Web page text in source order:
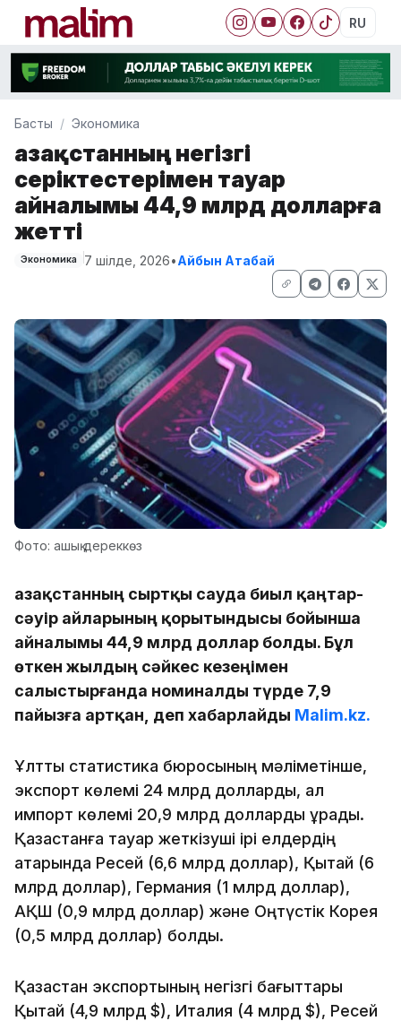
RU
Басты Экономика
Қазақстанның негізгі
серіктестерімен тауар
айналымы 44,9 млрд долларға
жетті
Экономика 7 шілде, 2026•Айбын Атабай
Фото: ашық дереккөз
Қазақстанның сыртқы сауда биыл қаңтар-
сәуір айларының қорытындысы бойынша
айналымы 44,9 млрд доллар болды. Бұл
өткен жылдың сәйкес кезеңімен
салыстырғанда номиналды түрде 7,9
пайызға артқан, деп хабарлайды Malim.kz.
Ұлттық статистика бюросының мәліметінше,
экспорт көлемі 24 млрд долларды, ал
импорт көлемі 20,9 млрд долларды құрады.
Қазақстанға тауар жеткізуші ірі елдердің
қатарында Ресей (6,6 млрд доллар), Қытай (6
млрд доллар), Германия (1 млрд доллар),
АҚШ (0,9 млрд доллар) және Оңтүстік Корея
(0,5 млрд доллар) болды.
Қазақстан экспортының негізгі бағыттары
Қытай (4,9 млрд $), Италия (4 млрд $), Ресей